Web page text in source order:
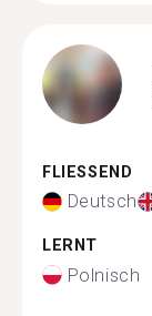
FLIESSEND
Deutsch
LERNT
Polnisch